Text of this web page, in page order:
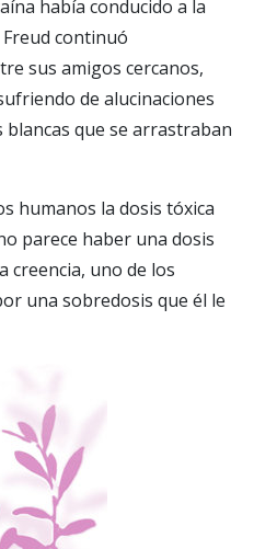
había conducido a la
Freud continuó
sus amigos cercanos,
de alucinaciones
blancas que se arrastraban
humanos la dosis tóxica
parece haber una dosis
creencia, uno de los
una sobredosis que él le